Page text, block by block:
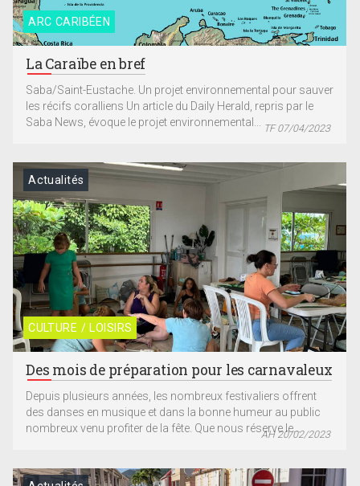
ARC CARIBÉEN
La Caraïbe en bref
Saba/Saint-Eustache. Un projet environnemental pour sauver
les récifs coralliens Un article du Daily Herald, repris par le
Saba News, évoque le projet environnemental...
TF 07/04/2023
CULTURE / LOISIRS
Actualités
Des mois de préparation pour les carnavaleux
Depuis plusieurs années, les nombreux festivaliers offrent
des danses en musique et dans la bonne humeur au public
nombreux venu profiter de la fête. Que nous réserve le...
AH 20/02/2023